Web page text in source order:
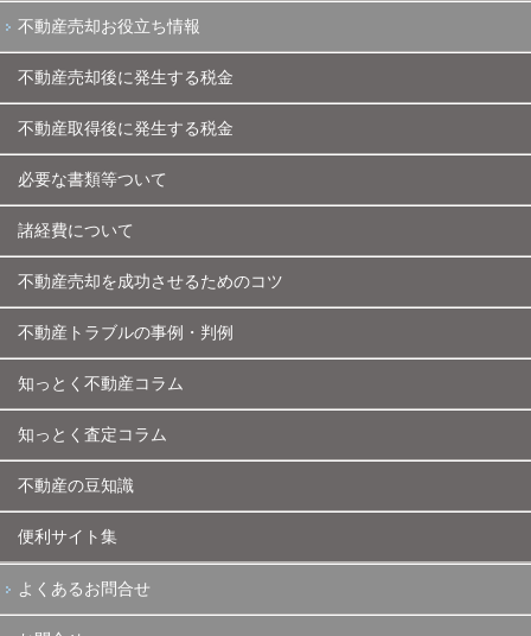
不動産売却お役立ち情報
不動産売却後に発生する税金
不動産取得後に発生する税金
必要な書類等ついて
諸経費について
不動産売却を成功させるためのコツ
不動産トラブルの事例・判例
知っとく不動産コラム
知っとく査定コラム
不動産の豆知識
便利サイト集
よくあるお問合せ